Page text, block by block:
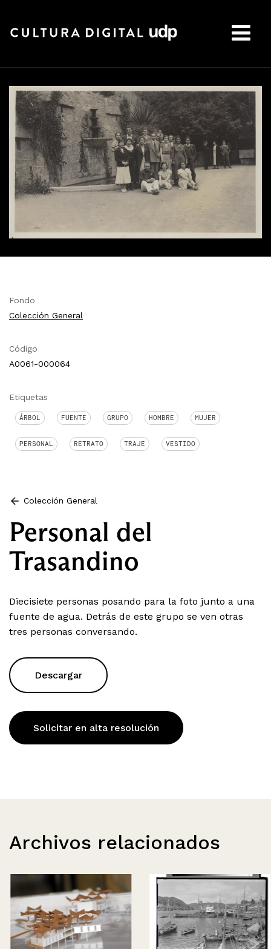
Fondo
Colección General
Código
A0061-000064
Etiquetas
ÁRBOL FUENTE GRUPO HOMBRE MUJER
PERSONAL RETRATO TRAJE VESTIDO
Colección General
Personal del
Trasandino
Diecisiete personas posando para la foto junto a una
fuente de agua. Detrás de este grupo se ven otras
tres personas conversando.
Descargar
Solicitar en alta resolución
Archivos relacionados